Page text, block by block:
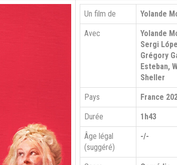
Un film de Yolande
Avec
Yolande
Sergi
Grégory
Esteban,
Sheller
Pays France
Durée 1h43
Âge légal
(suggéré)
-/-